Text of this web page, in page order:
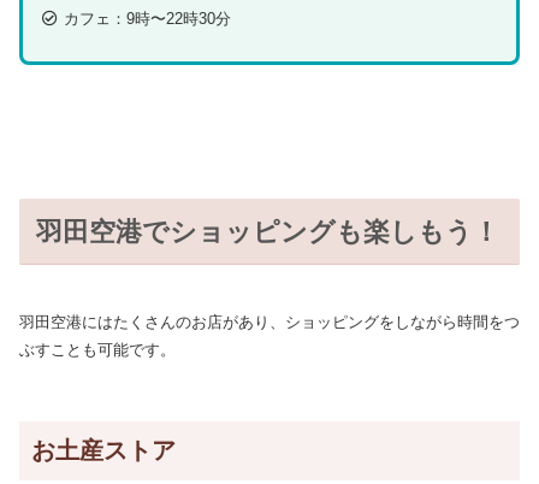
カフェ：9時〜22時30分
羽田空港でショッピングも楽しもう！
羽田空港にはたくさんのお店があり、ショッピングをしながら時間をつ
ぶすことも可能です。
お土産ストア